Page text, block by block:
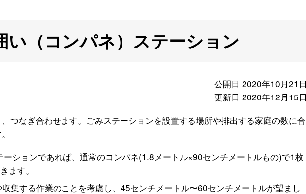
い（コンパネ）ステーション
公開日 2020年10月21日
更新日 2020年12月15日
つなぎ合わせます。ごみステーションを設置する場所や排出する家庭の数に合
ションであれば、通常のコンパネ(1.8メートル×90センチメートルもの)で1枚
ます。
集する作業のことを考慮し、45センチメートル〜60センチメートルが望まし